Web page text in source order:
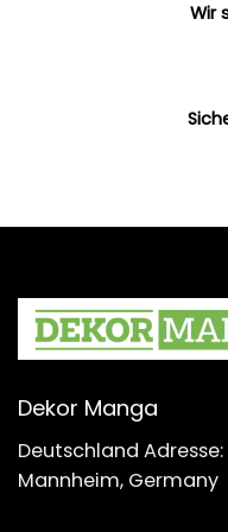
Wir
Dekor Manga
Deutschland
Mannheim, Germany